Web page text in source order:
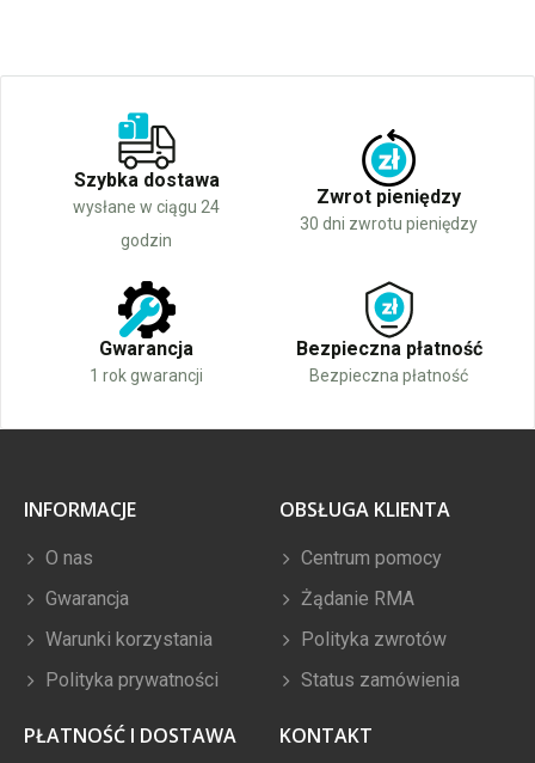
Szybka dostawa
wysłane w ciągu 24
godzin
Zwrot pieniędzy
30 dni zwrotu pieniędzy
Gwarancja
1 rok gwarancji
Bezpieczna płatność
Bezpieczna płatność
INFORMACJE
O nas
Gwarancja
Warunki korzystania
Polityka prywatności
OBSŁUGA KLIENTA
Centrum pomocy
Żądanie RMA
Polityka zwrotów
Status zamówienia
PŁATNOŚĆ I DOSTAWA KONTAKT